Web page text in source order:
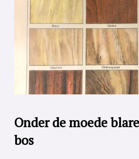
Onder de moede
bos